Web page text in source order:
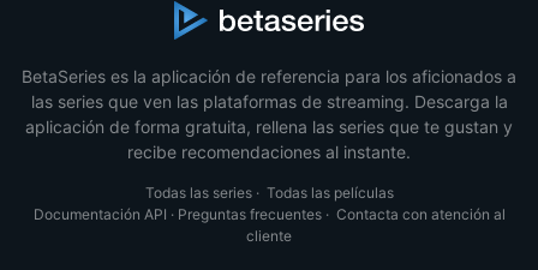
BetaSeries es la aplicación de referencia para los aficionados a
las series que ven las plataformas de streaming. Descarga la
aplicación de forma gratuita, rellena las series que te gustan y
recibe recomendaciones al instante.
Todas las series· Todas las películas
Documentación API · Preguntas frecuentes· Contacta con atención al
cliente